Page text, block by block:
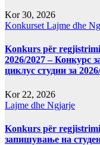
Kor 30, 2026
Konkurset Lajme dhe
Konkurs për
2026/2027 – Конкурс
циклус студии за
Kor 22, 2026
Lajme dhe Ngjarje
Konkurs për
запишување на